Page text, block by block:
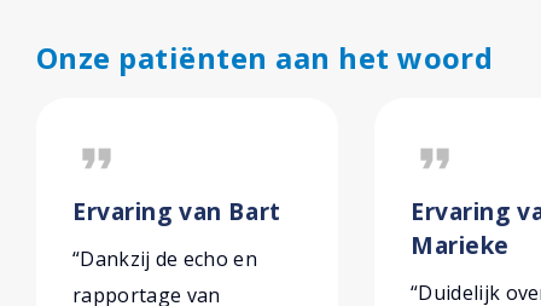
Onze patiënten aan het woord
format_quote
Ervaring van Bart
“Dankzij de echo en
rapportage van
format_quote
Ervaring
Marieke
“Duidelijk